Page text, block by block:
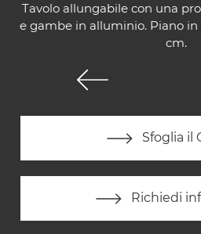
Tavolo allungabile con una
e gambe in alluminio. Piano in
cm.
Sfoglia il
Richiedi